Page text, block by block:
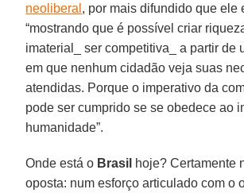
neoliberal , por mais difundido que ele
“mostrando que é possível criar
imaterial_ ser competitiva_ a partir de
em que nenhum cidadão veja suas
atendidas. Porque o imperativo da
pode ser cumprido se se obedece ao
humanidade”.
Onde está o Brasil hoje? Certamente
oposta: num esforço articulado com o